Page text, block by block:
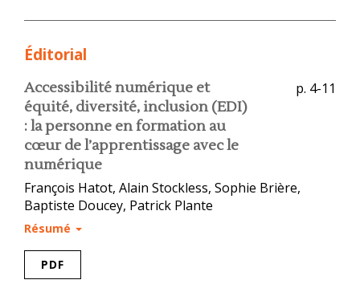
Éditorial
Accessibilité numérique et
équité, diversité, inclusion (EDI)
: la personne en formation au
cœur de l’apprentissage avec le
numérique
p. 4-11
François Hatot, Alain Stockless, Sophie Brière,
Baptiste Doucey, Patrick Plante
Résumé
PDF